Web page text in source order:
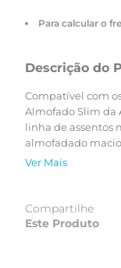
Para calcular o
Descrição do
Compatível com
Almofado Slim da
linha de assentos
almofadado
Ver Mais
Compartilhe
Este Produto